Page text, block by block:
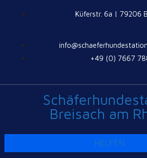
Küferstr. 6a | 79206
+49 (0) 7667
Breisach am
HELFEN